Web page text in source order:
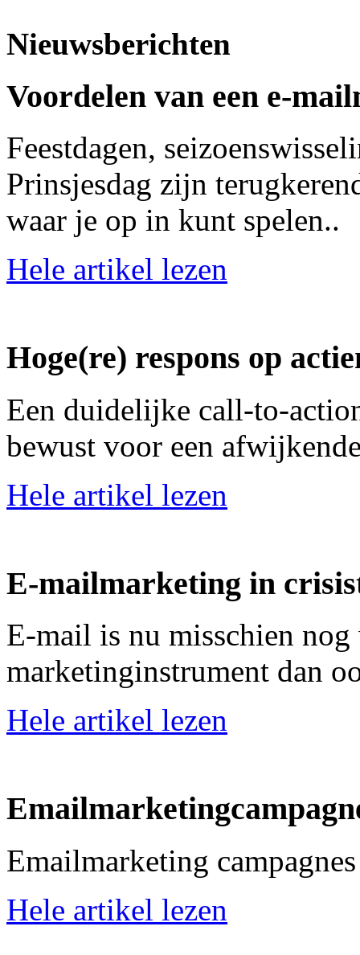
Nieuwsberichten
Voordelen van een e-
Feestdagen,
Prinsjesdag zijn
waar je op in kunt spelen..
Hele artikel lezen
Hoge(re) respons op
Een duidelijke call-to-
bewust voor een
Hele artikel lezen
E-mailmarketing in
E-mail is nu misschien
marketinginstrument dan
Hele artikel lezen
Emailmarketing
Hele artikel lezen